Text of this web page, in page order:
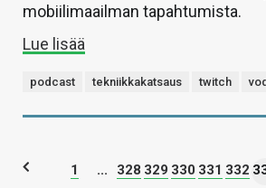
mobiilimaailman tapahtumista.
Lue lisää
podcast tekniikkakatsaus twitch
1 ... 328 329 330 331 332